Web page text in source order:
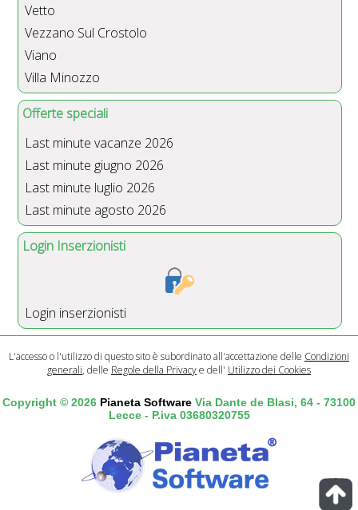
Vetto
Vezzano Sul Crostolo
Viano
Villa Minozzo
Offerte speciali
Last minute vacanze 2026
Last minute giugno 2026
Last minute luglio 2026
Last minute agosto 2026
Login Inserzionisti
Login inserzionisti
L'accesso o l'utilizzo di questo sito è subordinato all'accettazione delle Condizioni
generali, delle Regole della Privacye dell' Utilizzo dei Cookies
Copyright © 2026 Pianeta Software Via Dante de Blasi, 64 - 73100
Lecce - P.iva 03680320755